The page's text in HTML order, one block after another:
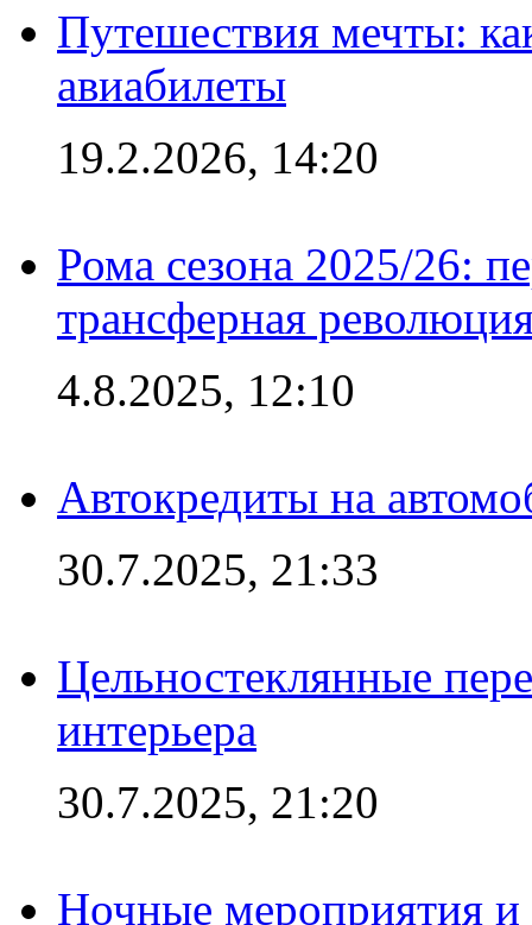
Путешествия мечты:
авиабилеты
19.2.2026, 14:20
Рома сезона 2025/26:
трансферная
4.8.2025, 12:10
Автокредиты на
30.7.2025, 21:33
Цельностеклянные
интерьера
30.7.2025, 21:20
Ночные мероприятия и